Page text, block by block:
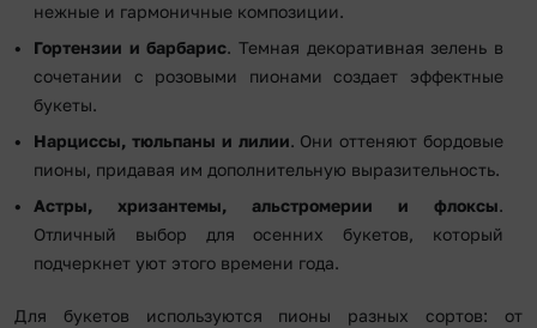
нежные и гармоничные композиции.
Гортензии и барбарис. Темная декоративная зелень в
сочетании с розовыми пионами создает эффектные
букеты.
Нарциссы, тюльпаны и лилии. Они оттеняют бордовые
пионы, придавая им дополнительную выразительность.
Астры, хризантемы, альстромерии и флоксы.
Отличный выбор для осенних букетов, который
подчеркнет уют этого времени года.
Для букетов используются пионы разных сортов: от